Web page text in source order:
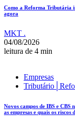
Como a Reforma Tributária
agora
MKT .
04/08/2026
leitura de 4 min
Empresas
Novos campos de IBS e
as empresas e quais os riscos